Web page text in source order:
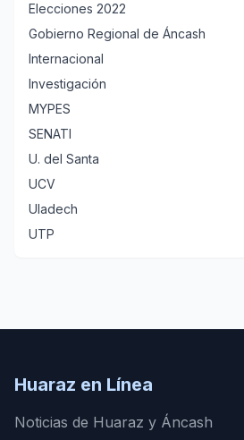
Elecciones 2022
Gobierno Regional de Áncash
Internacional
Investigación
MYPES
SENATI
U. del Santa
UCV
Uladech
UTP
Huaraz en Línea
Noticias de Huaraz y Áncash